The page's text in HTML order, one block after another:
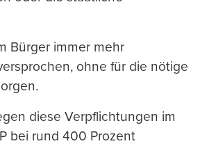
Bürger immer mehr
ohne für die nötige
diese Verpflichtungen im
bei rund 400 Prozent